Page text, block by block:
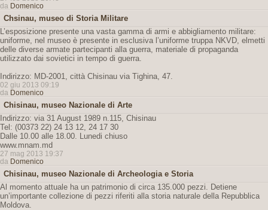
da Domenico
Chsinau, museo di Storia Militare
L’esposizione presente una vasta gamma di armi e abbigliamento militare:
uniforme, nel museo è presente in esclusiva l’uniforme truppa NKVD, elmetti
delle diverse armate partecipanti alla guerra, materiale di propaganda
utilizzato dai sovietici in tempo di guerra.
Indirizzo: MD-2001, città Chisinau via Tighina, 47.
02 giu 2013 09:19
da Domenico
Chisinau, museo Nazionale di Arte
Indirizzo: via 31 August 1989 n.115, Chisinau
Tel: (00373 22) 24 13 12, 24 17 30
Dalle 10.00 alle 18.00. Lunedi chiuso
www.mnam.md
27 mag 2013 19:37
da Domenico
Chisinau, museo Nazionale di Archeologia e Storia
Al momento attuale ha un patrimonio di circa 135.000 pezzi. Detiene
un’importante collezione di pezzi riferiti alla storia naturale della Repubblica
Moldova.